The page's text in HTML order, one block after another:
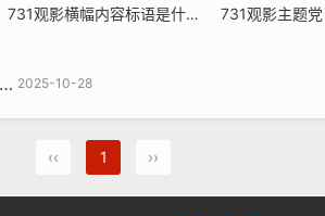
731观影横幅内容标语是什么 731观影主题
2025-10-28
‹‹ 1 ››